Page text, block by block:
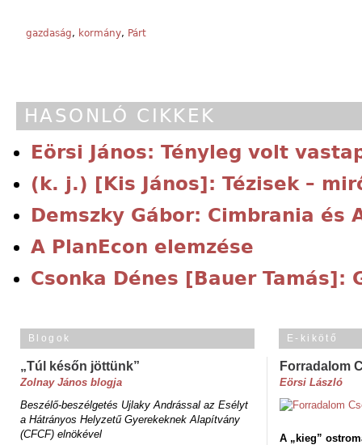
gazdaság, kormány, Párt
HASONLÓ CIKKEK
Eörsi János: Tényleg volt
(k. j.) [Kis János]: Tézisek –
Demszky Gábor: Cimbrania és
A PlanEcon elemzése
Csonka Dénes [Bauer Tamás]:
Blogok
„Túl későn jöttünk”
Zolnay János blogja
Beszélő-beszélgetés Ujlaky Andrással az Esélyt
a Hátrányos Helyzetű Gyerekeknek Alapítvány
(CFCF) elnökével
E-kikötő
Forradalom
Eörsi László
A „kieg”